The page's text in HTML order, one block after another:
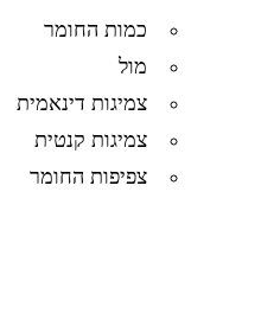
כמות החומר
מול
צמיגות דינאמית
צמיגות קנטית
צפיפות החומר